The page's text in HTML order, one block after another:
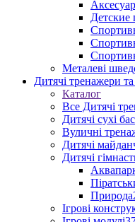
Детские
Металеві
Дитячі тренажери
Каталог
Все Дитячі
Дитячі сухі
Вуличні
Дитячі
Дитячі
Природа
Ігрові